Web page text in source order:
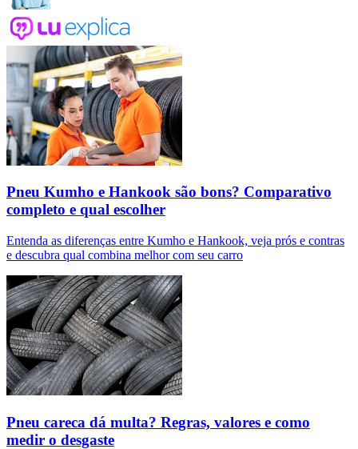
Pneu Kumho e Hankook são bons? Comparativo
completo e qual escolher
Entenda as diferenças entre Kumho e Hankook, veja prós e contras
e descubra qual combina melhor com seu carro
Pneu careca dá multa? Regras, valores e como
medir o desgaste